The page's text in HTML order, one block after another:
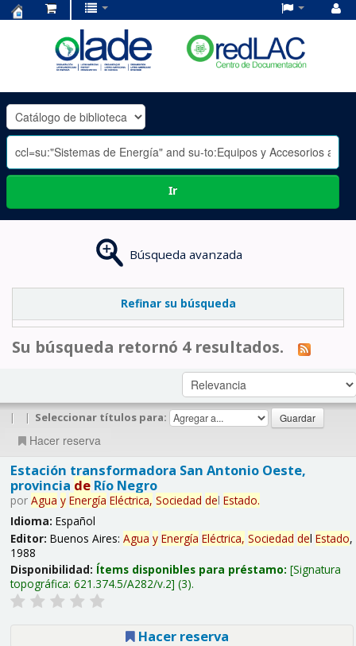
OLADE
-
Ir
Búsqueda avanzada
Refinar su búsqueda
Su búsqueda retornó 4 resultados.
| | Seleccionar títulos para:
Hacer reserva
Estación transformadora San Antonio Oeste,
provincia deRío Negro
por Agua y Energía Eléctrica, Sociedad del Estado.
Idioma: Español
Editor: Buenos Aires: Agua y Energía Eléctrica, Sociedad del Estado,
1988
Disponibilidad: Ítems disponibles para préstamo: Signatura
topográfica: 621.374.5/A282/v.2 (3).
Hacer reserva